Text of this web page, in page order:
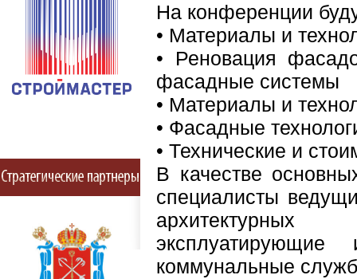
На конференции
• Материалы и
• Реновация
фасадные системы
• Материалы и
• Фасадные
• Технические и
В качестве
специалисты
коммунальные